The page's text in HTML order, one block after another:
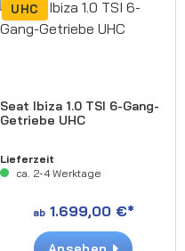
UHC
Seat Ibiza 1.0 TSI 6-Gang-
Getriebe UHC
Lieferzeit
ca. 2-4 Werktage
ab1.699,00 €*